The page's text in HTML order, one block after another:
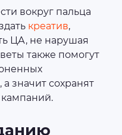
вокруг пальца
креатив,
ЦА, не нарушая
также помогут
значит сохранят